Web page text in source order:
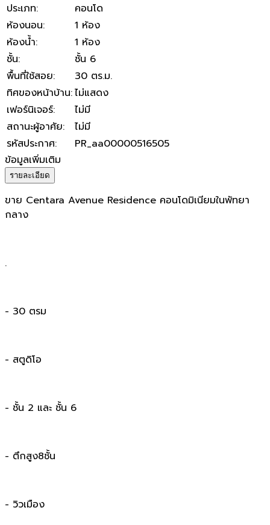
ประเภท:
คอนโด
ห้องนอน:
1 ห้อง
ห้องน้ำ:
1 ห้อง
ชั้น:
ชั้น 6
พื้นที่ใช้สอย:
30 ตร.ม.
ทิศของหน้าบ้าน:ไม่แสดง
เฟอร์นิเจอร์:
ไม่มี
สถานะผู้อาศัย:
ไม่มี
รหัสประกาศ:
PR_aa00000516505
ข้อมูลเพิ่มเติม
รายละเอียด
ขาย Centara Avenue Residence คอนโดมิเนียมในพัทยา
กลาง
.
- 30 ตรม
- สตูดิโอ
- ชั้น 2 และ ชั้น 6
- ตึกสูง8ชั้น
- วิวเมือง